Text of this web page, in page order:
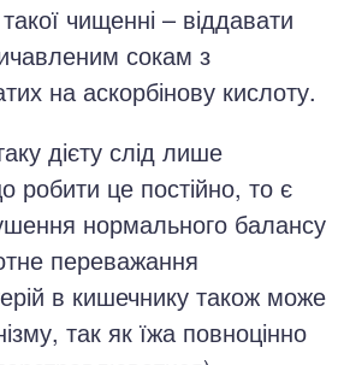
чищенні – віддавати
сокам з
на аскорбінову кислоту.
дієту слід лише
робити це постійно, то є
нормального балансу
переважання
в кишечнику також може
так як їжа повноцінно